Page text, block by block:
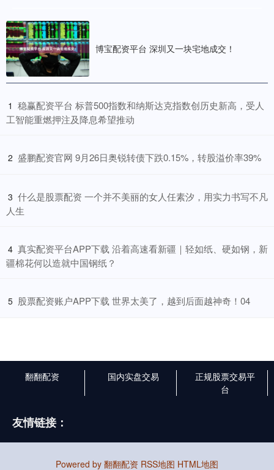
博宝配资平台 深圳又一块宅地成交！
1 ​稳赢配资平台 标普500指数和纳斯达克指数创历史新高，受人
工智能重燃押注及降息希望推动
2 ​盛鹏配资官网 9月26日奥锐转债下跌0.15%，转股溢价率39%
3 ​什么是股票配资 一个并不美丽的女人任素汐，用实力书写不凡
人生
4 ​真实配资平台APP下载 沿着高速看新疆｜轻如纸、硬如钢，新
疆棉花何以造就中国钢纸？
5 ​股票配资账户APP下载 世界太美了，越到后面越神奇！04
翻翻配资 国内实盘交易
正规股票交易平
台
友情链接：
Powered by 翻翻配资 RSS地图 HTML地图